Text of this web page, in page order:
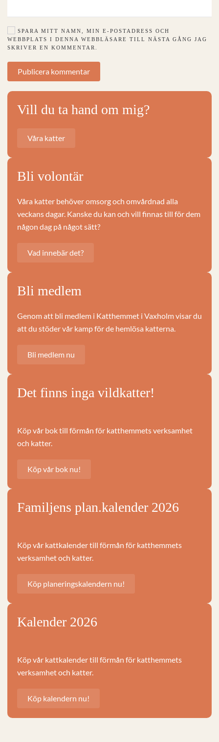
SPARA MITT NAMN, MIN E-POSTADRESS OCH
WEBBPLATS I DENNA WEBBLÄSARE TILL NÄSTA GÅNG JAG
SKRIVER EN KOMMENTAR.
Publicera kommentar
Vill du ta hand om mig?
Våra katter
Bli volontär
Våra katter behöver omsorg och omvårdnad alla
veckans dagar. Kanske du kan och vill finnas till för dem
någon dag på något sätt?
Vad innebär det?
Bli medlem
Genom att bli medlem i Katthemmet i Vaxholm visar du
att du stöder vår kamp för de hemlösa katterna.
Bli medlem nu
Det finns inga vildkatter!
Köp vår bok till förmån för katthemmets verksamhet
och katter.
Köp vår bok nu!
Familjens plan.kalender 2026
Köp vår kattkalender till förmån för katthemmets
verksamhet och katter.
Köp planeringskalendern nu!
Kalender 2026
Köp vår kattkalender till förmån för katthemmets
verksamhet och katter.
Köp kalendern nu!